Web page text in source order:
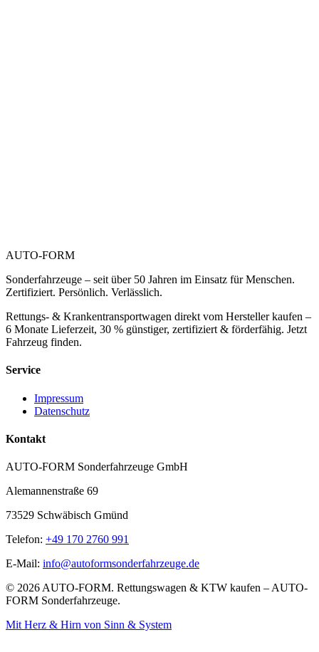
AUTO-FORM
Sonderfahrzeuge – seit über 50 Jahren im Einsatz für Menschen.
Zertifiziert. Persönlich. Verlässlich.
Rettungs- & Krankentransportwagen direkt vom Hersteller kaufen –
6 Monate Lieferzeit, 30 % günstiger, zertifiziert & förderfähig. Jetzt
Fahrzeug finden.
Service
Impressum
Datenschutz
Kontakt
AUTO-FORM Sonderfahrzeuge GmbH
Alemannenstraße 69
73529 Schwäbisch Gmünd
Telefon: +49 170 2760 991
E-Mail: info@autoformsonderfahrzeuge.de
© 2026 AUTO-FORM. Rettungswagen & KTW kaufen – AUTO-
FORM Sonderfahrzeuge.
Mit Herz & Hirn von Sinn & System